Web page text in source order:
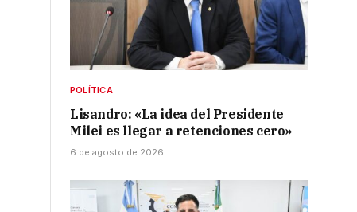
POLÍTICA
Lisandro: «La idea del Presidente
Milei es llegar a retenciones cero»
6 de agosto de 2026